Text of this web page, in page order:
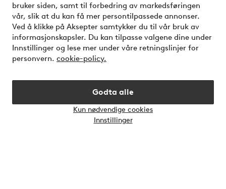
bruker siden, samt til forbedring av markedsføringen
vår, slik at du kan få mer persontilpassede annonser.
Ved å klikke på Aksepter samtykker du til vår bruk av
informasjonskapsler. Du kan tilpasse valgene dine under
Innstillinger og lese mer under våre retningslinjer for
personvern. cookie-policy.
Godta alle
Kun nødvendige cookies
Innstillinger
Våre tjenester
Vilkår
Venner
Sikre betalinger - Betal direkte eller del opp